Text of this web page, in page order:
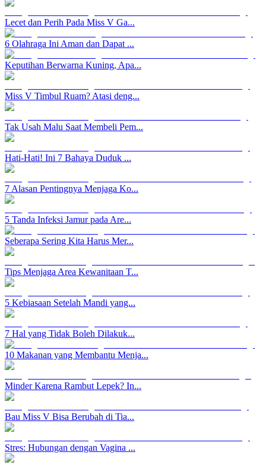
Lecet dan Perih Pada Miss V Ga...
6 Olahraga Ini Aman dan Dapat ...
Keputihan Berwarna Kuning, Apa...
Miss V Timbul Ruam? Atasi deng...
Tak Usah Malu Saat Membeli Pem...
Hati-Hati! Ini 7 Bahaya Duduk ...
7 Alasan Pentingnya Menjaga Ko...
5 Tanda Infeksi Jamur pada Are...
Seberapa Sering Kita Harus Mer...
Tips Menjaga Area Kewanitaan T...
5 Kebiasaan Setelah Mandi yang...
7 Hal yang Tidak Boleh Dilakuk...
10 Makanan yang Membantu Menja...
Minder Karena Rambut Lepek? In...
Bau Miss V Bisa Berubah di Tia...
Stres: Hubungan dengan Vagina ...